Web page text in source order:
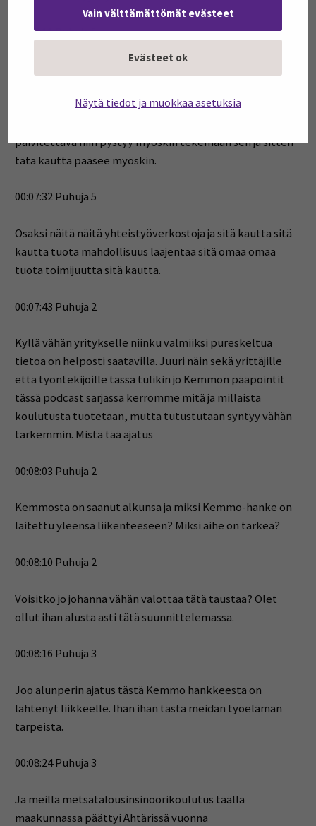
Vain välttämättömät evästeet
Evästeet ok
Näytä tiedot ja muokkaa asetuksia
00:07:11 Puhuja 5
tuota sitä kautta osaamista myös sinne plus sitten se
päivitettävä niin pystyy myöskin tekemään sen ja sitten
tätä kautta pääsee myöskin.
00:07:32 Puhuja 5
Osaksi näitä näitä yhteistyöverkostoja ja sitä kautta sitä
kautta tuota mahdollisuus laajentaa sitä omaa omaa
tuota toimijuutta sitä kautta.
00:07:43 Puhuja 2
Kyllä vähän yritykselle niinku valmiiksi pureskeltua
tietoa on helposti saatavilla. Juuri näin sekä yrittäjille
että työntekijöille tässä tulikin jo Kemmon pääpointit
tässä podcast sarjassa kerromme mitä ja millaista
koulutusta tuotetaan, mutta tutustutaan syntyy vähän
tarkemmin. Mistä tää ajatus
00:08:03 Puhuja 2
Kemmosta on saanut alkunsa ja miksi Kemmo-hanke on
laitettu yleensä liikenteeseen? Miksi aihe on tärkeä?
00:08:10 Puhuja 2
Voisitko jo johanna vähän valottaa tätä taustaa? Olet
ollut ihan alusta asti tätä suunnittelemassa.
00:08:16 Puhuja 3
Joo alunperin ajatus tästä Kemmo hankkeesta on
lähtenyt liikkeelle. Ihan ihan tästä meidän työelämän
tarpeista.
00:08:24 Puhuja 3
Ja meillä metsätalousinsinöörikoulutus täällä
maakunnassa päättyi Ähtärissä vuonna